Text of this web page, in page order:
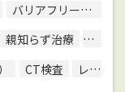
バリアフリー対応
親知らず治療
顎関
CT検査 レントゲン検査